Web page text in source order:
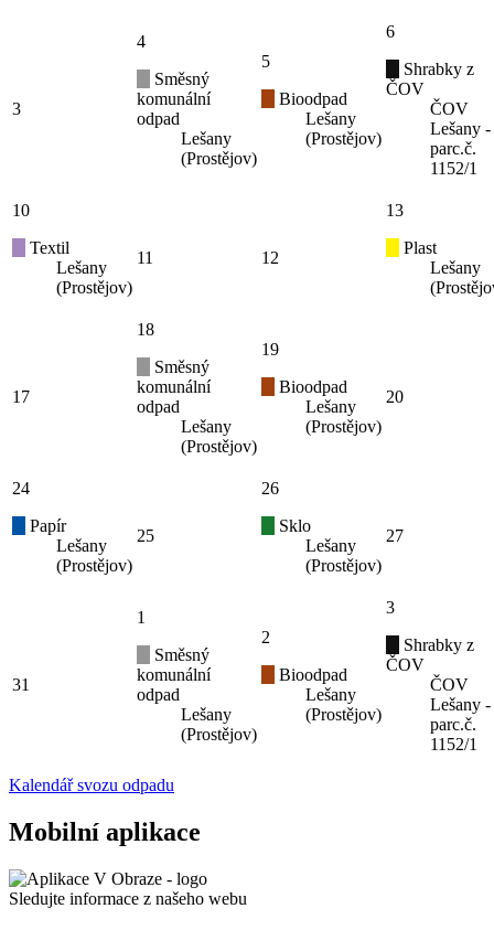
3
4
Směsný
komunální
odpad
Lešany
(Prostějov)
5
Bioodpad
Lešany
(Prostějov)
6
Shrabky z
ČOV
ČOV
Lešany -
parc.č.
1152/1
10
Textil
Lešany
(Prostějov)
11 12
13
Plast
Lešany
17
18
Směsný
komunální
odpad
Lešany
(Prostějov)
19
Bioodpad
Lešany
(Prostějov)
20
24
Papír
Lešany
(Prostějov)
25
26
Sklo
Lešany
(Prostějov)
27
31
1
Směsný
komunální
odpad
Lešany
(Prostějov)
2
Bioodpad
Lešany
(Prostějov)
3
Shrabky z
ČOV
ČOV
Lešany -
parc.č.
1152/1
Kalendář svozu odpadu
Mobilní aplikace
Sledujte informace z našeho webu